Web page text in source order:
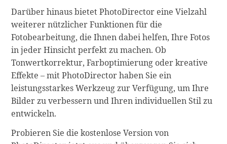
Darüber hinaus bietet PhotoDirector eine Vielzahl
weiterer nützlicher Funktionen für die
Fotobearbeitung, die Ihnen dabei helfen, Ihre Fotos
in jeder Hinsicht perfekt zu machen. Ob
Tonwertkorrektur, Farboptimierung oder kreative
Effekte – mit PhotoDirector haben Sie ein
leistungsstarkes Werkzeug zur Verfügung, um Ihre
Bilder zu verbessern und Ihren individuellen Stil zu
entwickeln.
Probieren Sie die kostenlose Version von